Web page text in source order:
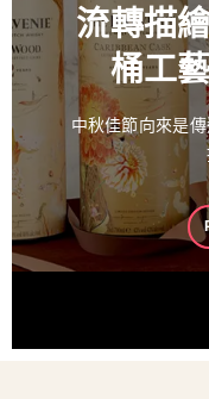
流轉描
桶工
中秋佳節向來是